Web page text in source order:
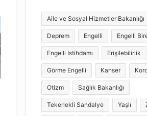
Aile ve Sosyal Hizmetler Bakanlığı
Deprem Engelli Engelli
Engelli İstihdamı Erişilebilirlik
Görme Engelli Kanser
Otizm Sağlık Bakanlığı
Tekerlekli Sandalye Yaşlı